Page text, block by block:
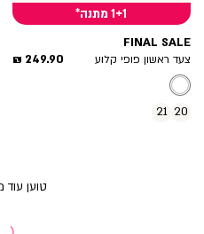
1+1 מתנה*
FINAL SALE
צעד ראשון פופי קלוע
מחיר
249.90 ₪
20
21